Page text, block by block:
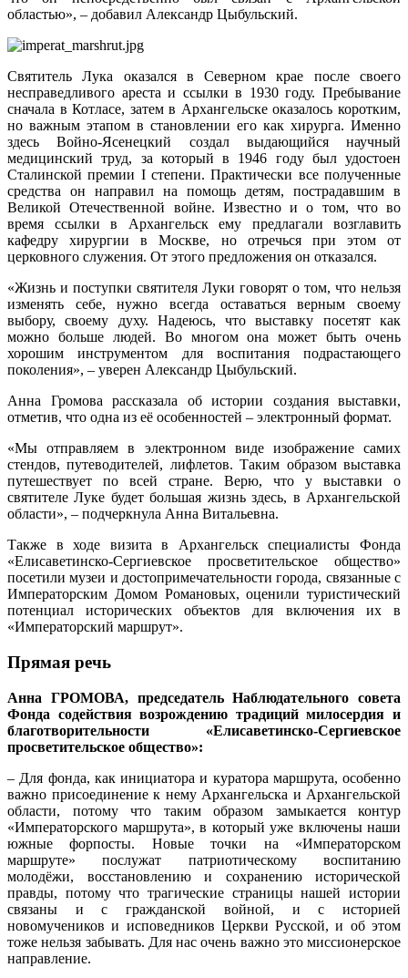
областью», – добавил Александр Цыбульский.
Святитель Лука оказался в Северном крае после своего
несправедливого ареста и ссылки в 1930 году. Пребывание
сначала в Котласе, затем в Архангельске оказалось коротким,
но важным этапом в становлении его как хирурга. Именно
здесь Войно-Ясенецкий создал выдающийся научный
медицинский труд, за который в 1946 году был удостоен
Сталинской премии I степени. Практически все полученные
средства он направил на помощь детям, пострадавшим в
Великой Отечественной войне. Известно и о том, что во
время ссылки в Архангельск ему предлагали возглавить
кафедру хирургии в Москве, но отречься при этом от
церковного служения. От этого предложения он отказался.
«Жизнь и поступки святителя Луки говорят о том, что нельзя
изменять себе, нужно всегда оставаться верным своему
выбору, своему духу. Надеюсь, что выставку посетят как
можно больше людей. Во многом она может быть очень
хорошим инструментом для воспитания подрастающего
поколения», – уверен Александр Цыбульский.
Анна Громова рассказала об истории создания выставки,
отметив, что одна из её особенностей – электронный формат.
«Мы отправляем в электронном виде изображение самих
стендов, путеводителей, лифлетов. Таким образом выставка
путешествует по всей стране. Верю, что у выставки о
святителе Луке будет большая жизнь здесь, в Архангельской
области», – подчеркнула Анна Витальевна.
Также в ходе визита в Архангельск специалисты Фонда
«Елисаветинско-Сергиевское просветительское общество»
посетили музеи и достопримечательности города, связанные с
Императорским Домом Романовых, оценили туристический
потенциал исторических объектов для включения их в
«Императорский маршрут».
Прямая речь
Анна ГРОМОВА, председатель Наблюдательного совета
Фонда содействия возрождению традиций милосердия и
благотворительности «Елисаветинско-Сергиевское
просветительское общество»:
– Для фонда, как инициатора и куратора маршрута, особенно
важно присоединение к нему Архангельска и Архангельской
области, потому что таким образом замыкается контур
«Императорского маршрута», в который уже включены наши
южные форпосты. Новые точки на «Императорском
маршруте» послужат патриотическому воспитанию
молодёжи, восстановлению и сохранению исторической
правды, потому что трагические страницы нашей истории
связаны и с гражданской войной, и с историей
новомучеников и исповедников Церкви Русской, и об этом
тоже нельзя забывать. Для нас очень важно это миссионерское
направление.